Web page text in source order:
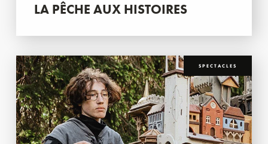
LA PÊCHE AUX HISTOIRES
SPECTACLES